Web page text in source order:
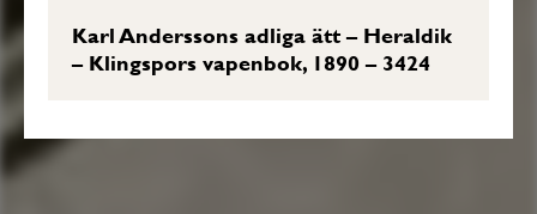
Karl Anderssons adliga ätt – Heraldik
– Klingspors vapenbok, 1890 – 3424